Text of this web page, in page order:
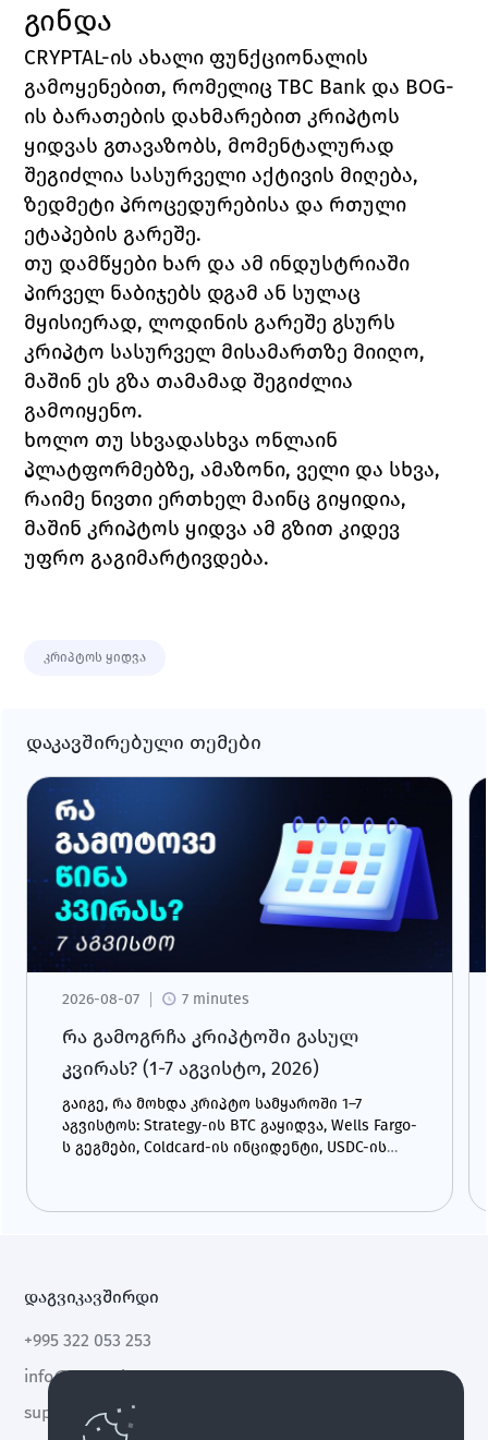
გინდა
CRYPTAL-ის ახალი ფუნქციონალის
გამოყენებით, რომელიც TBC Bank და BOG-
ის ბარათების დახმარებით კრიპტოს
ყიდვას გთავაზობს, მომენტალურად
შეგიძლია სასურველი აქტივის მიღება,
ზედმეტი პროცედურებისა და რთული
ეტაპების გარეშე.
თუ დამწყები ხარ და ამ ინდუსტრიაში
პირველ ნაბიჯებს დგამ ან სულაც
მყისიერად, ლოდინის გარეშე გსურს
კრიპტო სასურველ მისამართზე მიიღო,
მაშინ ეს გზა თამამად შეგიძლია
გამოიყენო.
ხოლო თუ სხვადასხვა ონლაინ
პლატფორმებზე, ამაზონი, ველი და სხვა,
რაიმე ნივთი ერთხელ მაინც გიყიდია,
მაშინ კრიპტოს ყიდვა ამ გზით კიდევ
უფრო გაგიმარტივდება.
კრიპტოს ყიდვა
დაკავშირებული თემები
2026-08-07 7 minutes
რა გამოგრჩა კრიპტოში გასულ
კვირას? (1-7 აგვისტო, 2026)
გაიგე, რა მოხდა კრიპტო სამყაროში 1–7
აგვისტოს: Strategy-ის BTC გაყიდვა, Wells Fargo-
ს გეგმები, Coldcard-ის ინციდენტი, USDC-ის
დაგვიკავშირდი
+995 322 053 253
info@cryptal.com
support@cryptal.com